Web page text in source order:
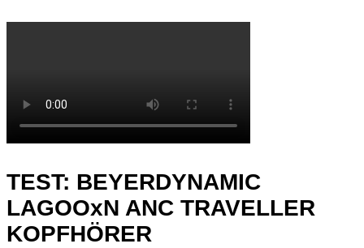
TEST: BEYERDYNAMIC
LAGOOxN ANC TRAVELLER
KOPFHÖRER